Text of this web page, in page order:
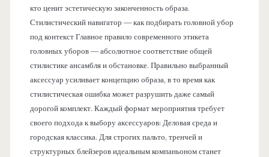
кто ценит эстетическую законченность образа.
Стилистический навигатор — как подбирать головной убор
под контекст Главное правило современного этикета
головных уборов — абсолютное соответствие общей
стилистике ансамбля и обстановке. Правильно выбранный
аксессуар усиливает концепцию образа, в то время как
стилистическая ошибка может разрушить даже самый
дорогой комплект. Каждый формат мероприятия требует
своего подхода к выбору аксессуаров: Деловая среда и
городская классика. Для строгих пальто, тренчей и
структурных блейзеров идеальным компаньоном станет